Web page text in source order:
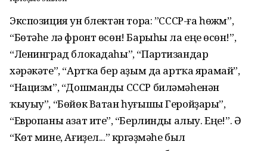
Экспозиция ун бүлектән тора: ”СССР-ға һөжүм”,
“Бөтәһе лә фронт өсөн! Барыһы ла еңеү өсөн!”,
“Ленинград блокадаһы”, “Партизандар
хәрәкәте”, “Артҡа бер аҙым да артҡа ярамай”,
“Нацизм”, “Дошманды СССР биләмәһенән
ҡыуыу”, “Бөйөк Ватан һуғышы Геройҙары”,
“Европаны азат итеү”, “Берлинды алыу. Еңеү!”. Ә
“Көт мине, Ағиҙел...” күргәҙмәһе был